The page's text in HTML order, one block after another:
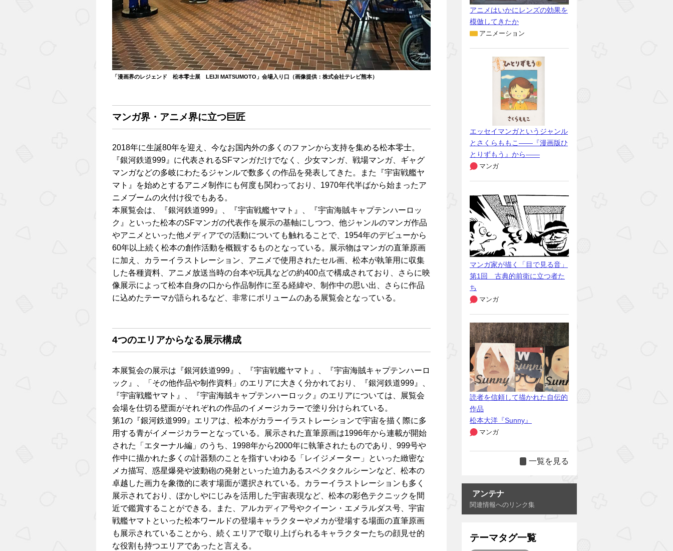
「漫画界のレジェンド 松本零士展 LEIJI MATSUMOTO」会場入り口（画像提供：株式会社テレビ熊本）
マンガ界・アニメ界に立つ巨匠
2018年に生誕80年を迎え、今なお国内外の多くのファンから支持を集める松本零士。
『銀河鉄道999』に代表されるSFマンガだけでなく、少女マンガ、戦場マンガ、ギャグ
マンガなどの多岐にわたるジャンルで数多くの作品を発表してきた。また『宇宙戦艦ヤ
マト』を始めとするアニメ制作にも何度も関わっており、1970年代半ばから始まったア
ニメブームの火付け役でもある。
本展覧会は、『銀河鉄道999』、『宇宙戦艦ヤマト』、『宇宙海賊キャプテンハーロッ
ク』といった松本のSFマンガの代表作を展示の基軸にしつつ、他ジャンルのマンガ作品
やアニメといった他メディアでの活動についても触れることで、1954年のデビューから
60年以上続く松本の創作活動を概観するものとなっている。展示物はマンガの直筆原画
に加え、カラーイラストレーション、アニメで使用されたセル画、松本が執筆用に収集
した各種資料、アニメ放送当時の台本や玩具などの約400点で構成されており、さらに映
像展示によって松本自身の口から作品制作に至る経緯や、制作中の思い出、さらに作品
に込めたテーマが語られるなど、非常にボリュームのある展覧会となっている。
4つのエリアからなる展示構成
本展覧会の展示は『銀河鉄道999』、『宇宙戦艦ヤマト』、『宇宙海賊キャプテンハーロ
ック』、「その他作品や制作資料」のエリアに大きく分かれており、『銀河鉄道999』、
『宇宙戦艦ヤマト』、『宇宙海賊キャプテンハーロック』のエリアについては、展覧会
会場を仕切る壁面がそれぞれの作品のイメージカラーで塗り分けられている。
第1の『銀河鉄道999』エリアは、松本がカラーイラストレーションで宇宙を描く際に多
用する青がイメージカラーとなっている。展示された直筆原画は1996年から連載が開始
された「エターナル編」のうち、1998年から2000年に執筆されたものであり、999号や
作中に描かれた多くの計器類のことを指すいわゆる「レイジメーター」といった緻密な
メカ描写、惑星爆発や波動砲の発射といった迫力あるスペクタクルシーンなど、松本の
卓越した画力を象徴的に表す場面が選択されている。カラーイラストレーションも多く
展示されており、ぼかしやにじみを活用した宇宙表現など、松本の彩色テクニックを間
近で鑑賞することができる。また、アルカディア号やクイーン・エメラルダス号、宇宙
戦艦ヤマトといった松本ワールドの登場キャラクターやメカが登場する場面の直筆原画
も展示されていることから、続くエリアで取り上げられるキャラクターたちの顔見せ的
な役割も持つエリアであったと言える。
アニメはいかにレンズの効果を
模倣してきたか
アニメーション
エッセイマンガというジャンル
とさくらももこ――『漫画版ひ
とりずもう』から――
マンガ
マンガ家が描く「目で見る音」
第1回 古典的前衛に立つ者た
ち
マンガ
読者を信頼して描かれた自伝的
作品
松本大洋『Sunny』
マンガ
一覧を見る
アンテナ
関連情報へのリンク集
テーマタグ一覧